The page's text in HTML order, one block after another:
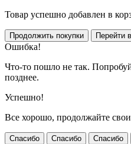
Товар успешно добавлен в
Ошибка!
Что-то пошло не так.
позднее.
Успешно!
Все хорошо, продолжайте
Спасибо Спасибо Спасибо